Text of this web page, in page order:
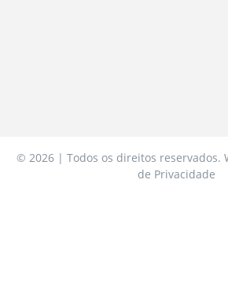
© 2026 | Todos os direitos reservados.
de Privacidade